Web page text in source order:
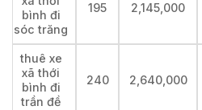
bình đi
sóc trăng
195 2,145,000
thuê xe
xã thới
bình đi
trần đề
240 2,640,000